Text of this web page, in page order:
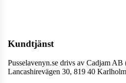
Kundtjänst
Pusselavenyn.se drivs av Cadjam
Lancashirevägen 30, 819 40